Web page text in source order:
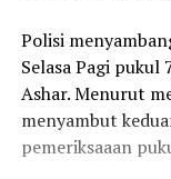
Polisi
Selasa Pagi pukul
Ashar. Menurut
menyambut
pemeriksaaan